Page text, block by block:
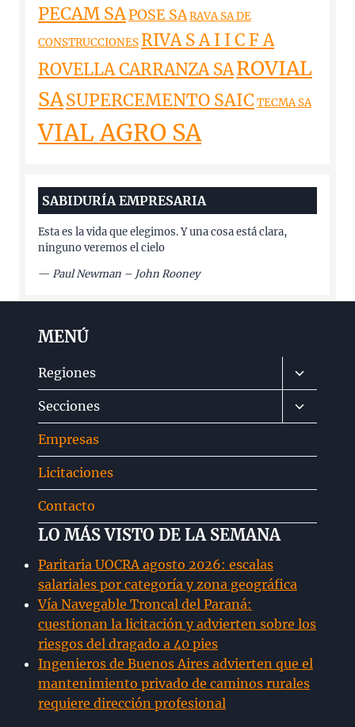
PECAM SAPOSE SARAVA SA DE
CONSTRUCCIONES RIVA S A I I C F A
ROVELLA CARRANZA SAROVIAL
SASUPERCEMENTO SAIC TECMA SA
VIAL AGRO SA
SABIDURÍA EMPRESARIA
Esta es la vida que elegimos. Y una cosa está clara,
ninguno veremos el cielo
— Paul Newman – John Rooney
MENÚ
Regiones
Alternar
menú
hijo
Secciones
Alternar
menú
Empresas
Licitaciones
Contacto
LO MÁS VISTO DE LA SEMANA
Paritaria UOCRA agosto 2026: escalas
salariales por categoría y zona geográfica
Vía Navegable Troncal del Paraná:
cuestionan la licitación y advierten sobre los
riesgos del dragado a 40 pies
Ingenieros de Buenos Aires advierten que el
mantenimiento privado de caminos rurales
requiere dirección profesional